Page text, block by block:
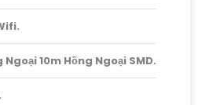
Ngoại 10m Hồng Ngoại SMD.